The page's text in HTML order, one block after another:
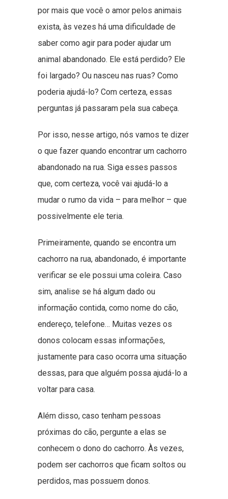
por mais que você o amor pelos animais
exista, às vezes há uma dificuldade de
saber como agir para poder ajudar um
animal abandonado. Ele está perdido? Ele
foi largado? Ou nasceu nas ruas? Como
poderia ajudá-lo? Com certeza, essas
perguntas já passaram pela sua cabeça.
Por isso, nesse artigo, nós vamos te dizer
o que fazer quando encontrar um cachorro
abandonado na rua. Siga esses passos
que, com certeza, você vai ajudá-lo a
mudar o rumo da vida – para melhor – que
possivelmente ele teria.
Primeiramente, quando se encontra um
cachorro na rua, abandonado, é importante
verificar se ele possui uma coleira. Caso
sim, analise se há algum dado ou
informação contida, como nome do cão,
endereço, telefone… Muitas vezes os
donos colocam essas informações,
justamente para caso ocorra uma situação
dessas, para que alguém possa ajudá-lo a
voltar para casa.
Além disso, caso tenham pessoas
próximas do cão, pergunte a elas se
conhecem o dono do cachorro. Às vezes,
podem ser cachorros que ficam soltos ou
perdidos, mas possuem donos.